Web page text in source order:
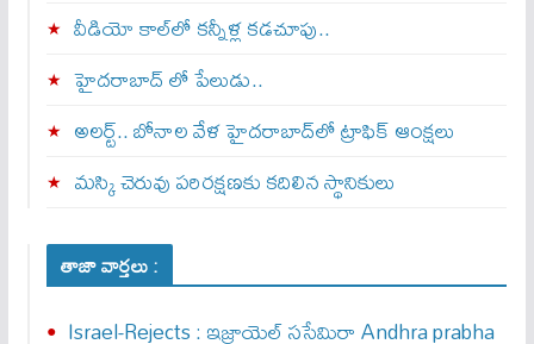
వీడియో కాల్‌లో కన్నీళ్ల కడచూపు..
హైదరాబాద్ లో పేలుడు..
అలర్ట్‌.. బోనాల వేళ హైదరాబాద్‌లో ట్రాఫిక్‌ ఆంక్షలు
మస్కి చెరువు పరిరక్షణకు కదిలిన స్థానికులు
తాజా వార్తలు :
Israel-Rejects : ఇజ్రాయెల్ స‌సేమిరా Andhra prabha